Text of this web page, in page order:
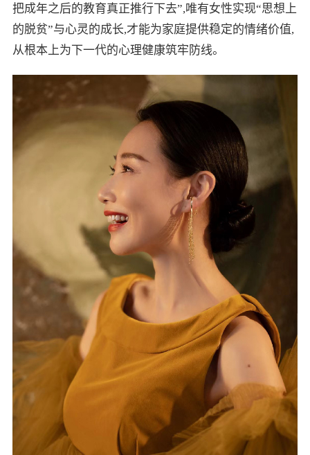
把成年之后的教育真正推行下去”,唯有女性实现“思想上
的脱贫”与心灵的成长,才能为家庭提供稳定的情绪价值,
从根本上为下一代的心理健康筑牢防线。